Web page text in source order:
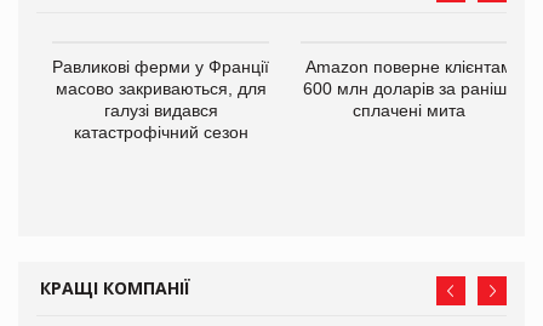
Равликові ферми у Франції
масово закриваються, для
галузі видався
катастрофічний сезон
Amazon поверне клієнтам
600 млн доларів за раніше
сплачені мита
КРАЩІ КОМПАНІЇ